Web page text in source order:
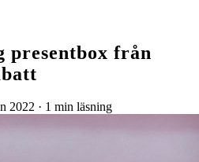
presentbox från
2022 · 1 min läsning